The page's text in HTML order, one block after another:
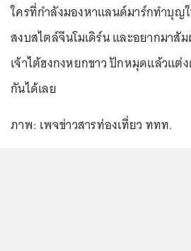
ใครที่กำลังมองหาแลนด์มาร์กทำบุญ
สงบสไตล์จีนโมเดิร์น และอยากมาสั
เจ้าไต้ฮงกงหยกขาว ปักหมุดแล้วแต่
กันได้เลย
ภาพ: เพจข่าวสารท่องเที่ยว ททท.